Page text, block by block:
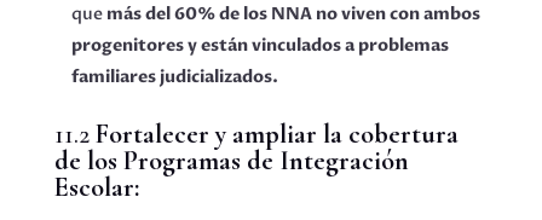
que más del 60% de los NNA no viven con ambos
progenitores y están vinculados a problemas
familiares judicializados.
11.2Fortalecer y ampliar la cobertura
de los Programas de Integración
Escolar: